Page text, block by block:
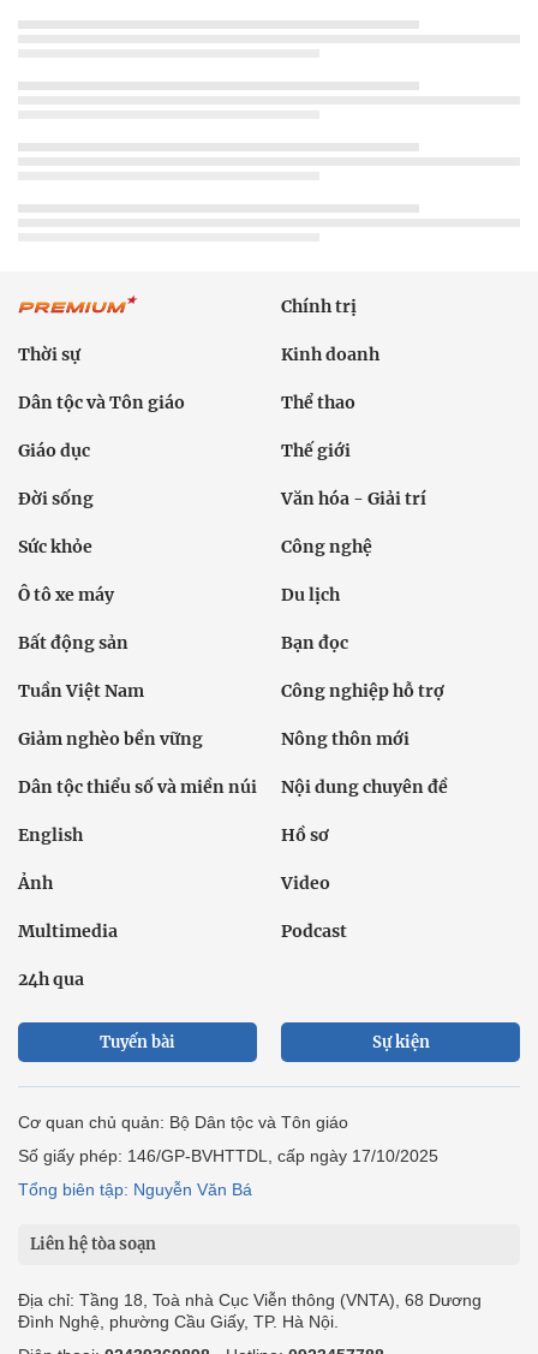
Chính trị
Thời sự Kinh doanh
Dân tộc và Tôn giáo Thể thao
Giáo dục Thế giới
Đời sống Văn hóa - Giải trí
Sức khỏe Công nghệ
Ô tô xe máy Du lịch
Bất động sản Bạn đọc
Tuần Việt Nam Công nghiệp hỗ trợ
Giảm nghèo bền vững Nông thôn mới
Dân tộc thiểu số và miền núi Nội dung chuyên đề
English Hồ sơ
Ảnh Video
Multimedia Podcast
24h qua
Tuyến bài Sự kiện
Cơ quan chủ quản: Bộ Dân tộc và Tôn giáo
Số giấy phép: 146/GP-BVHTTDL, cấp ngày 17/10/2025
Tổng biên tập: Nguyễn Văn Bá
Liên hệ tòa soạn
Địa chỉ: Tầng 18, Toà nhà Cục Viễn thông (VNTA), 68 Dương
Đình Nghệ, phường Cầu Giấy, TP. Hà Nội.